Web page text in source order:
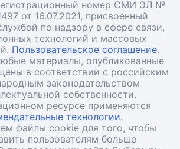
номер СМИ ЭЛ №
от 16.07.2021, присвоенный
по надзору в сфере связи,
технологий и массовых
Пользовательское соглашение.
материалы, опубликованные
в соответствии с российским
законодательством
собственности.
ресурсе применяются
технологии.
файлы cookie для того, чтобы
пользователям больше